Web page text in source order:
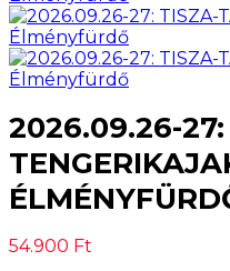
2026.09.26-
54.900 Ft